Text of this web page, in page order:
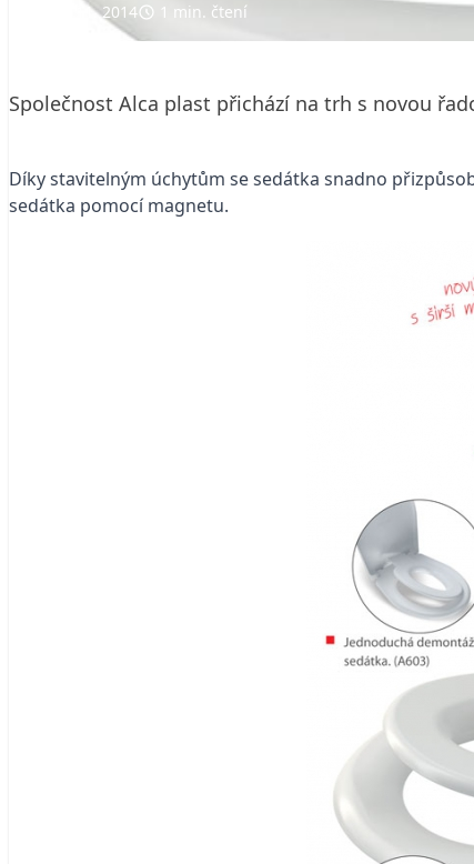
11. 11. 2014 1 min. čtení
Společnost Alca plast přichází na trh s novou
Díky stavitelným úchytům se sedátka snadno
sedátka pomocí magnetu.